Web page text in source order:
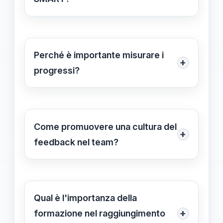
Gli obiettivi SMART sono Specifici,
Realistici e Temporalmente definiti,
elementi essenziali per garantire
Perché è importante misurare i
progressi?
+
Misurare i progressi è fondamentale
team, identificare problemi in tempo
reale e apportare le modifiche
Come promuovere una cultura del
feedback nel team?
+
Per promuovere una cultura del
l'apertura nella comunicazione e
creare un ambiente dove i membri del
Qual è l'importanza della
formazione nel raggiungimento
+